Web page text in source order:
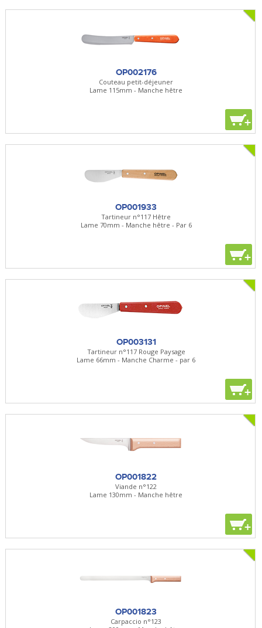
OP002176
Couteau petit-déjeuner
Lame 115mm - Manche hêtre
+
OP001933
Tartineur n°117 Hêtre
Lame 70mm - Manche hêtre - Par 6
+
OP003131
Tartineur n°117 Rouge Paysage
Lame 66mm - Manche Charme - par 6
+
OP001822
Viande n°122
Lame 130mm - Manche hêtre
+
OP001823
Carpaccio n°123